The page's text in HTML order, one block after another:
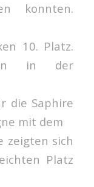
konnten.
10. Platz.
in der
die Saphire
mit dem
zeigten sich
Platz